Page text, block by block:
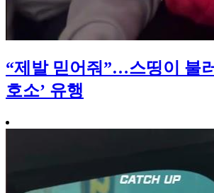
“제발 믿어줘”…스띵이 불
호소’ 유행